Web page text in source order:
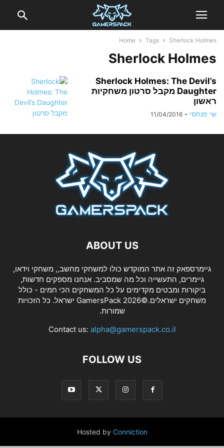
Home Tags Sherlock Holmes
Sherlock Holmes
Sherlock Holmes: The Devil’s
Daughter מקבל סרטון משחקיות
ראשון
שי פנחסי -
11/04/2016
ABOUT US
גיימרספאק זה אתר המוקדש כולו למשחקי מחשב,, משחקי וידאו,
גיימרים, התעשייה וכל מה שמסביב. אנחנו מספקים חדשות,
ביקורות ומבטים מקדימים על כל המשחקים הכי חמים - כולל
משחקים ישראלים.©2026 GamersPack ישראל. כל הזכויות
שמורות.
Contact us: alpha@gamerspack.co.il
FOLLOW US
Hosted by Conniction